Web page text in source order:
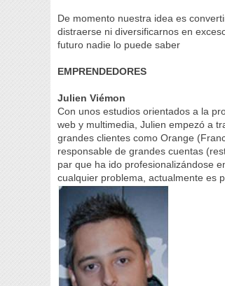
De momento nuestra idea es
distraerse ni diversificarnos en
futuro nadie lo puede saber
EMPRENDEDORES
Julien Viémon
Con unos estudios orientados a la
web y multimedia, Julien empezó a
grandes clientes como Orange
responsable de grandes cuentas
par que ha ido profesionalizándose
cualquier problema, actualmente es